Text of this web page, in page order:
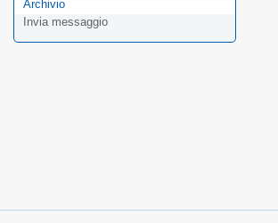
Archivio
Invia messaggio